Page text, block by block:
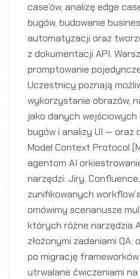
case’ów, analizę edge
bugów, budowanie
automatyzacji oraz
z dokumentacji API.
promptowanie
Uczestnicy poznają
wykorzystanie obrazów,
jako danych
bugów i analizy UI — oraz
Model Context Protocol
agentom AI
narzędzi: Jiry,
zunifikowanych
omówimy scenariusze
których różne narzędzia
złożonymi zadaniami
po migrację
utrwalane ćwiczeniami